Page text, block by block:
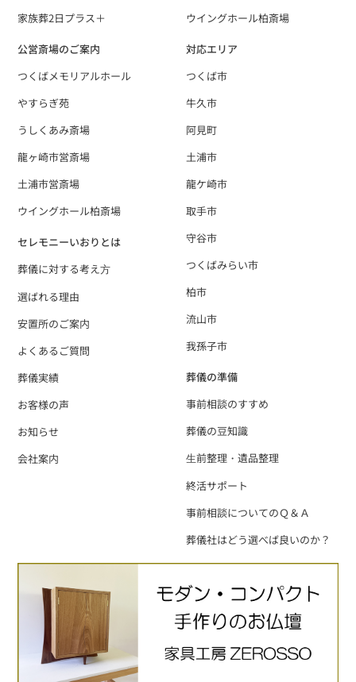
家族葬2日プラス＋
ウイングホール柏斎場
公営斎場のご案内
つくばメモリアルホール
やすらぎ苑
うしくあみ斎場
龍ヶ崎市営斎場
土浦市営斎場
ウイングホール柏斎場
対応エリア
つくば市
牛久市
阿見町
土浦市
龍ケ崎市
取手市
守谷市
つくばみらい市
柏市
流山市
我孫子市
セレモニーいおりとは
葬儀に対する考え⽅
選ばれる理由
安置所のご案内
よくあるご質問
葬儀実績
お客様の声
お知らせ
会社案内
葬儀の準備
事前相談のすすめ
葬儀の豆知識
⽣前整理・遺品整理
終活サポート
事前相談についてのＱ＆Ａ
葬儀社はどう選べば良いのか？